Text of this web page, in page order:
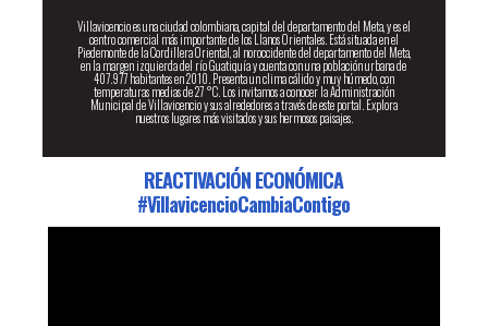
Villavicencio es una ciudad colombiana, capital del departamento del Meta, y es el
centro comercial más importante de los Llanos Orientales. Está situada en el
Piedemonte de la Cordillera Oriental, al noroccidente del departamento del Meta,
en la margen izquierda del río Guatiquía y cuenta con una población urbana de
407.977 habitantes en 2010. Presenta un clima cálido y muy húmedo, con
temperaturas medias de 27 °C. Los invitamos a conocer la Administración
Municipal de Villavicencio y sus alrededores a través de este portal. Explora
nuestros lugares más visitados y sus hermosos paisajes.
REACTIVACIÓN ECONÓMICA
#VillavicencioCambiaContigo